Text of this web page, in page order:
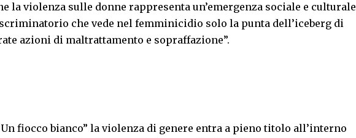
la violenza sulle donne rappresenta un’emergenza sociale e culturale
che vede nel femminicidio solo la punta dell’iceberg di
azioni di maltrattamento e sopraffazione”.
fiocco bianco” la violenza di genere entra a pieno titolo all’interno